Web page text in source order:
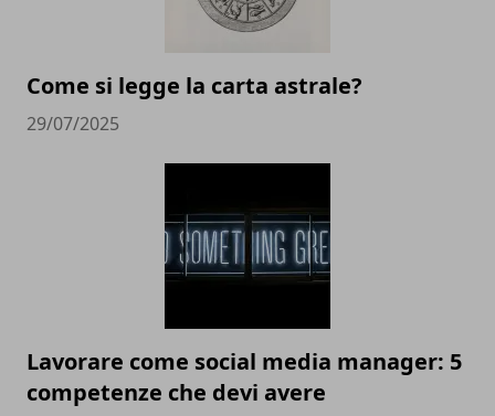
Come si legge la carta astrale?
29/07/2025
Lavorare come social media manager: 5
competenze che devi avere